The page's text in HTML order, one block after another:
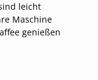
leicht
Maschine
genießen